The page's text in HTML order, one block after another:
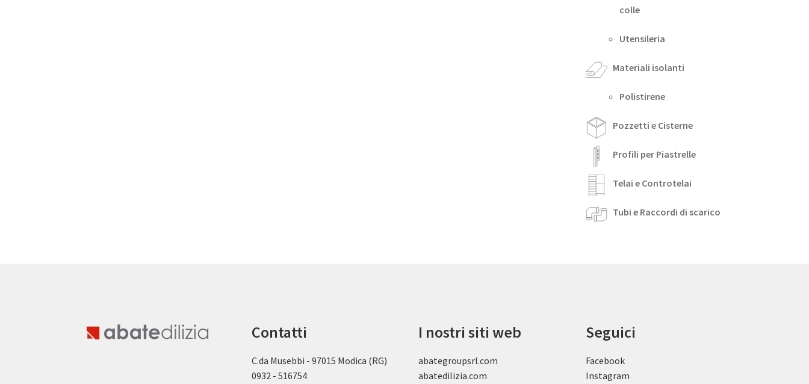
colle
Utensileria
Materiali isolanti
Polistirene
Pozzetti e Cisterne
Profili per Piastrelle
Telai e Controtelai
Tubi e Raccordi di scarico
Contatti
C.da Musebbi - 97015 Modica (RG)
0932 - 516754
I nostri siti web
abategroupsrl.com
abatedilizia.com
Seguici
Facebook
Instagram